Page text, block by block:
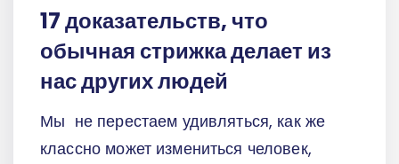
17 доказательств, что
обычная стрижка делает из
нас других людей
Мы не перестаем удивляться, как же
классно может измениться человек,